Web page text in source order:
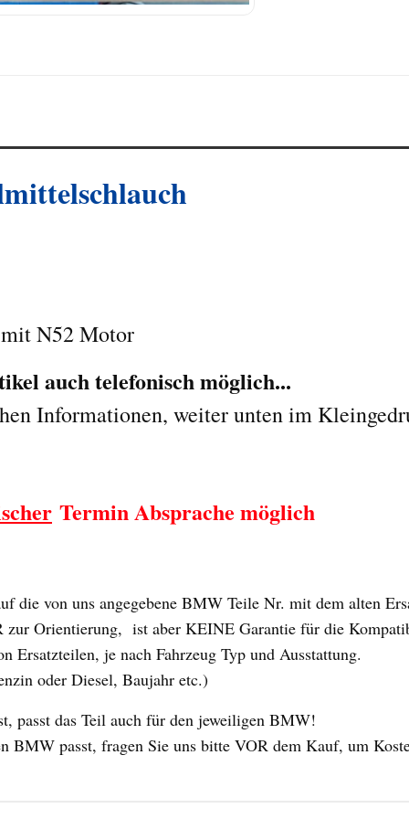
N52 Motor
auch telefonisch möglich...
Informationen, weiter unten im
Termin Absprache möglich
die von uns angegebene BMW Teile Nr. mit dem alten
zur Orientierung, ist aber KEINE Garantie für die
Ersatzteilen, je nach Fahrzeug Typ und Ausstattung.
oder Diesel, Baujahr etc.)
passt das Teil auch für den jeweiligen BMW!
BMW passt, fragen Sie uns bitte VOR dem Kauf, um